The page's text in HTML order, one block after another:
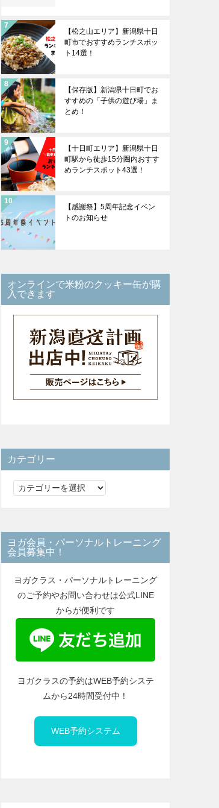
【松之山エリア】新潟県十日
町市でおすすめランチスポッ
ト14選！
【保存版】新潟県十日町でお
すすめの「子供の遊び場」ま
とめ！
【十日町エリア】新潟県十日
町駅から徒歩15分圏内おすす
めランチスポット43選！
【感謝祭】5周年記念イベン
トのお知らせ
オンラインで米粉のクッキー缶が購
入できます
カテゴリー
カ
リ
ー
ヨガ会員・パーソナルトレーニング
会員募集中！
ヨガクラス・パーソナルトレーニング
のご予約やお問い合わせは公式LINE
からが便利です
ヨガクラスの予約はWEB予約システ
ムから24時間受付中！
WEB予約システム